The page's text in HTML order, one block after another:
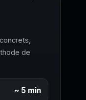
de
~ 5 min